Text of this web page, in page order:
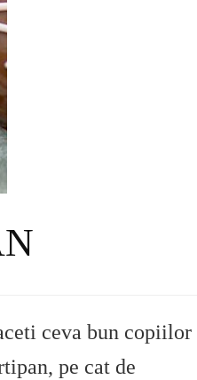
ceva bun copiilor
pe cat de